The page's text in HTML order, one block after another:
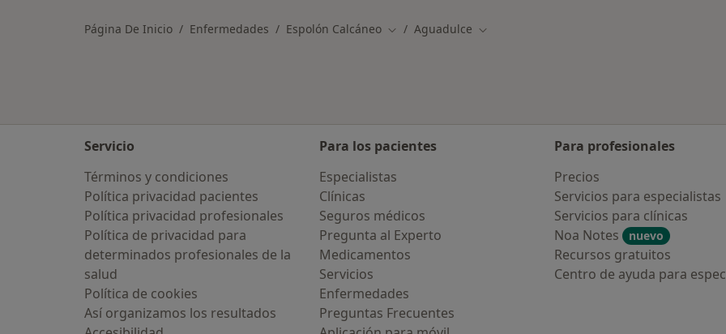
Página De Inicio Enfermedades Espolón Calcáneo Cambiar de ciudad
Aguadulce Cambiar de ciudad
Servicio
Términos y condiciones
Política privacidad pacientes
Política privacidad profesionales
Política de privacidad para
determinados profesionales de la
salud
Política de cookies
Así organizamos los resultados
Para los pacientes
Especialistas
Clínicas
Seguros médicos
Pregunta al Experto
Medicamentos
Servicios
Enfermedades
Preguntas Frecuentes
Para profesionales
Precios
Servicios para especialistas
Servicios para clínicas
Noa Notes
nuevo
Recursos gratuitos
Centro de ayuda para